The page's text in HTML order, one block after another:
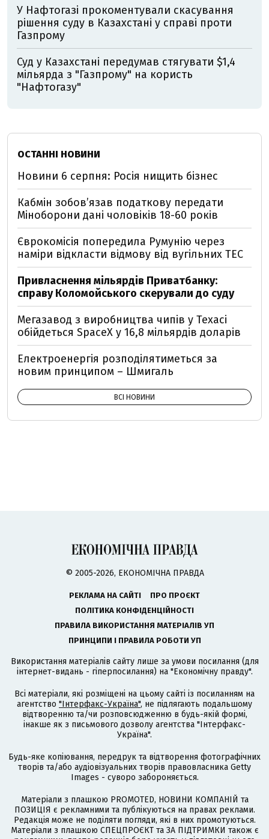
У Нафтогазі прокоментували скасування
рішення суду в Казахстані у справі проти
Газпрому
Суд у Казахстані передумав стягувати $1,4
мільярда з "Газпрому" на користь
"Нафтогазу"
ОСТАННІ НОВИНИ
Новини 6 серпня: Росія нищить бізнес
Кабмін зобовʼязав податкову передати
Міноборони дані чоловіків 18-60 років
Єврокомісія попередила Румунію через
наміри відкласти відмову від вугільних ТЕС
Привласнення мільярдів Приватбанку:
справу Коломойського скерували до суду
Мегазавод з виробництва чипів у Техасі
обійдеться SpaceX у 16,8 мільярдів доларів
Електроенергія розподілятиметься за
новим принципом – Шмигаль
ВСІ НОВИНИ
© 2005-2026, ЕКОНОМІЧНА ПРАВДА
РЕКЛАМА НА САЙТІ
ПРО ПРОЄКТ
ПОЛІТИКА КОНФІДЕНЦІЙНОСТІ
ПРАВИЛА ВИКОРИСТАННЯ МАТЕРІАЛІВ УП
ПРИНЦИПИ І ПРАВИЛА РОБОТИ УП
Використання матеріалів сайту лише за умови посилання (для
інтернет-видань - гіперпосилання) на "Економічну правду".
Всі матеріали, які розміщені на цьому сайті із посиланням на
агентство "Інтерфакс-Україна", не підлягають подальшому
відтворенню та/чи розповсюдженню в будь-якій формі,
інакше як з письмового дозволу агентства "Інтерфакс-
Україна".
Будь-яке копіювання, передрук та відтворення фотографічних
творів та/або аудіовізуальних творів правовласника Getty
Images - суворо забороняється.
Матеріали з плашкою PROMOTED, НОВИНИ КОМПАНІЙ та
ПОЗИЦІЯ є рекламними та публікуються на правах реклами.
Редакція може не поділяти погляди, які в них промотуються.
Матеріали з плашкою СПЕЦПРОЄКТ та ЗА ПІДТРИМКИ також є